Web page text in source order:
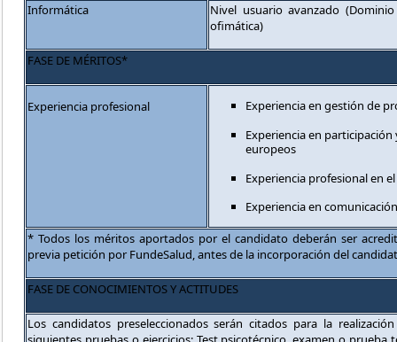
Informática
Nivel usuario avanzado
ofimática)
FASE DE MÉRITOS*
Experiencia profesional
Experiencia en gestión de
Experiencia en
europeos
Experiencia profesional en
Experiencia en
* Todos los méritos aportados por el candidato deberán ser
previa petición por FundeSalud, antes de la incorporación del
FASE DE CONOCIMIENTOS Y ACTITUDES
Los candidatos preseleccionados serán citados para la